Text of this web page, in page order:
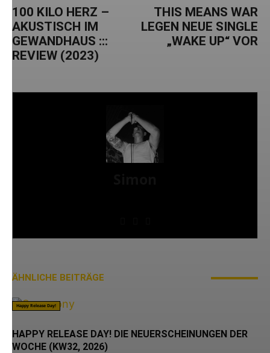
100 KILO HERZ –
AKUSTISCH IM
GEWANDHAUS :::
REVIEW (2023)
THIS MEANS WAR
LEGEN NEUE SINGLE
„WAKE UP“ VOR
ÄHNLICHE BEITRÄGE
Happy Release Day!
HAPPY RELEASE DAY! DIE NEUERSCHEINUNGEN DER
WOCHE (KW32, 2026)